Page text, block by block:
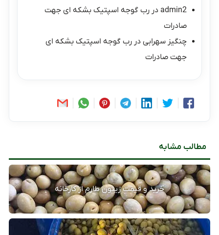
admin2 دررب گوجه اسپتیک بشکه ای جهت
صادرات
چنگیز سهرابی دررب گوجه اسپتیک بشکه ای
جهت صادرات
مطالب مشابه
خرید و قیمت زیتون طارم از کارخانه